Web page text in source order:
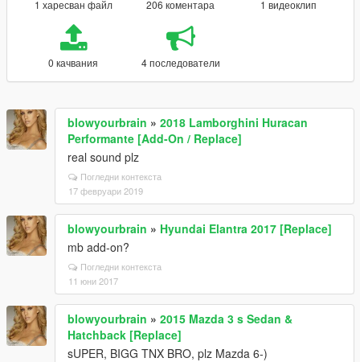
1 харесван файл 206 коментара 1 видеоклип
0 качвания 4 последователи
blowyourbrain » 2018 Lamborghini Huracan
Performante [Add-On / Replace]
real sound plz
Погледни контекста
17 февруари 2019
blowyourbrain » Hyundai Elantra 2017 [Replace]
mb add-on?
Погледни контекста
11 юни 2017
blowyourbrain » 2015 Mazda 3 s Sedan &
Hatchback [Replace]
sUPER, BIGG TNX BRO, plz Mazda 6-)